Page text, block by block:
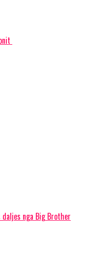
daljes nga Big Brother